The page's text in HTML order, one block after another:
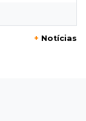
+ Notícias